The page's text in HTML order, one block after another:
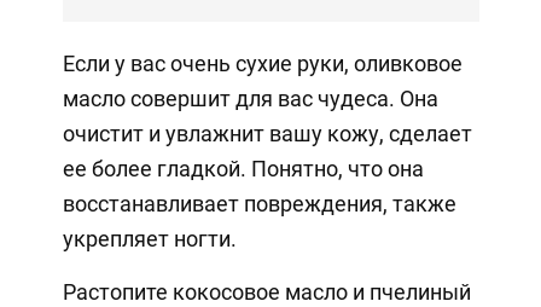
Если у вас очень сухие руки, оливковое
масло совершит для вас чудеса. Она
очистит и увлажнит вашу кожу, сделает
ее более гладкой. Понятно, что она
восстанавливает повреждения, также
укрепляет ногти.
Растопите кокосовое масло и пчелиный